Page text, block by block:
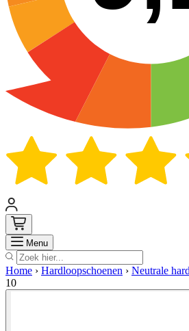
Menu Zoek
Home › Hardloopschoenen › Neutrale
10